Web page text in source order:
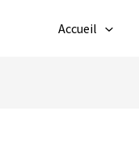
Accueil